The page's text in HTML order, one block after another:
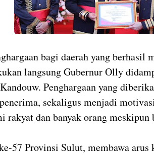
bagi daerah yang berhasil
langsung Gubernur Olly
Penghargaan yang
sekaligus menjadi
rakyat dan banyak orang
57 Provinsi Sulut, membawa arus